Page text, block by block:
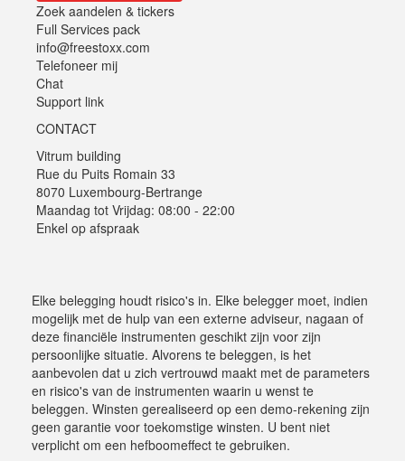
Zoek aandelen & tickers
Full Services pack
info@freestoxx.com
Telefoneer mij
Chat
Support link
CONTACT
Vitrum building
Rue du Puits Romain 33
8070 Luxembourg-Bertrange
Maandag tot Vrijdag: 08:00 - 22:00
Enkel op afspraak
Elke belegging houdt risico's in. Elke belegger moet, indien
mogelijk met de hulp van een externe adviseur, nagaan of
deze financiële instrumenten geschikt zijn voor zijn
persoonlijke situatie. Alvorens te beleggen, is het
aanbevolen dat u zich vertrouwd maakt met de parameters
en risico's van de instrumenten waarin u wenst te
beleggen. Winsten gerealiseerd op een demo-rekening zijn
geen garantie voor toekomstige winsten. U bent niet
verplicht om een hefboomeffect te gebruiken.